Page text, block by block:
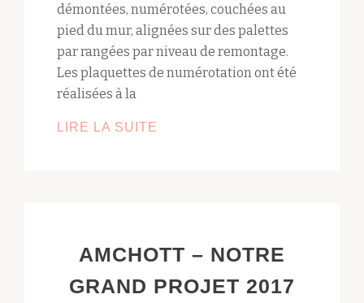
démontées, numérotées, couchées au
pied du mur, alignées sur des palettes
par rangées par niveau de remontage.
Les plaquettes de numérotation ont été
réalisées à la
LIRE LA SUITE
CHANTIER
LA
AMCHOTT – NOTRE
GRAND PROJET 2017